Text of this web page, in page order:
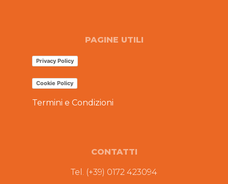
PAGINE UTILI
Privacy Policy
Cookie Policy
Termini e Condizioni
CONTATTI
Tel. (+39) 0172 423094